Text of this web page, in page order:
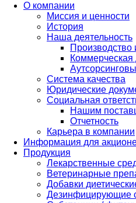
О компании
Миссия и ценности
История
Наша деятельность
Производство
Коммерческая
Система качества
Юридические
Социальная
Нашим
Отчетность
Карьера в компании
Информация для
Продукция
Лекарственные
Ветеринарные
Добавки
Дезинфицирующие